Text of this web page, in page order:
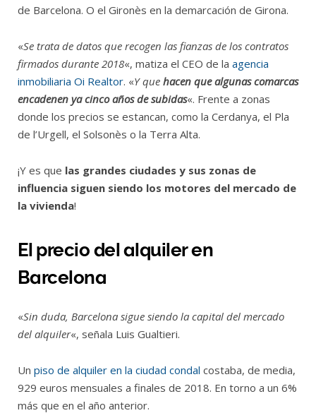
de Barcelona. O el Gironès en la demarcación de Girona.
«Se trata de datos que recogen las fianzas de los contratos
firmados durante 2018«, matiza el CEO de la agencia
inmobiliaria Oi Realtor. «Y que hacen que algunas comarcas
encadenen ya cinco años de subidas«. Frente a zonas
donde los precios se estancan, como la Cerdanya, el Pla
de l’Urgell, el Solsonès o la Terra Alta.
¡Y es que las grandes ciudades y sus zonas de
influencia siguen siendo los motores del mercado de
la vivienda!
El precio del alquiler en
Barcelona
«Sin duda, Barcelona sigue siendo la capital del mercado
del alquiler«, señala Luis Gualtieri.
Un piso de alquiler en la ciudad condal costaba, de media,
929 euros mensuales a finales de 2018. En torno a un 6%
más que en el año anterior.